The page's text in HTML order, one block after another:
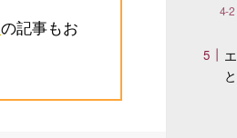
の記事もお